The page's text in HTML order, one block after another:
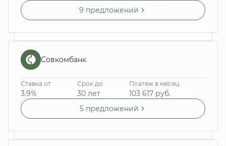
9 предложений
Совкомбанк
Ставка от
3.9%
Срок до
30 лет
Платеж в месяц
103 617 руб.
5 предложений